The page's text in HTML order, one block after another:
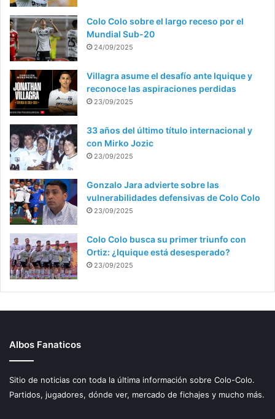
Colo Colo sobre el largo receso por el
Mundial Sub-20
24/09/2025
Villagra asume el desafío ante Iquique y
reconoce las aspiraciones perdidas
23/09/2025
33 años del último título internacional y
con Mirko Jozic
23/09/2025
Gonzalo Jara advierte sobre las
vulnerabilidades defensivas de Colo Colo
23/09/2025
Colo Colo busca su primer triunfo con
Ortiz: ¿Iquique está desesperado?
23/09/2025
Albos Fanaticos
Sitio de noticias con toda la última información sobre Colo-Colo.
Partidos, jugadores, dónde ver, mercado de fichajes y mucho más.